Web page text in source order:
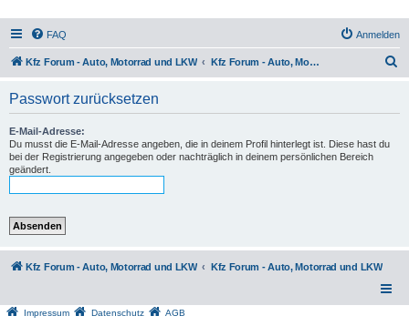
FAQ Anmelden
Kfz Forum - Auto, Motorrad und LKW Kfz Forum - Auto, Motorrad und LKW
Passwort zurücksetzen
E-Mail-Adresse:
Du musst die E-Mail-Adresse angeben, die in deinem Profil hinterlegt ist. Diese hast du
bei der Registrierung angegeben oder nachträglich in deinem persönlichen Bereich
geändert.
Kfz Forum - Auto, Motorrad und LKW Kfz Forum - Auto, Motorrad und LKW
Impressum Datenschutz
AGB